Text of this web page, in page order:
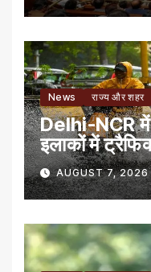
News राज्य और शहर
Delhi-NCR में
इलाकों में
AUGUST 7, 2026